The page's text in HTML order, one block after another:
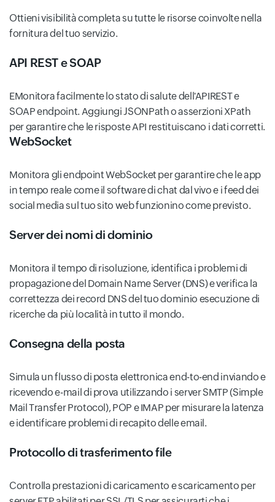
Ottieni visibilità completa su tutte le risorse coinvolte nella
fornitura del tuo servizio.
API REST e SOAP
EMonitora facilmente lo stato di salute dell'APIREST e
SOAP endpoint. Aggiungi JSONPath o asserzioni XPath
per garantire che le risposte API restituiscano i dati corretti.
WebSocket
Monitora gli endpoint WebSocket per garantire che le app
in tempo reale come il software di chat dal vivo e i feed dei
social media sul tuo sito web funzionino come previsto.
Server dei nomi di dominio
Monitora il tempo di risoluzione, identifica i problemi di
propagazione del Domain Name Server (DNS) e verifica la
correttezza dei record DNS del tuo dominio esecuzione di
ricerche da più località in tutto il mondo.
Consegna della posta
Simula un flusso di posta elettronica end-to-end inviando e
ricevendo e-mail di prova utilizzando i server SMTP (Simple
Mail Transfer Protocol), POP e IMAP per misurare la latenza
e identificare problemi di recapito delle email.
Protocollo di trasferimento file
Controlla prestazioni di caricamento e scaricamento per